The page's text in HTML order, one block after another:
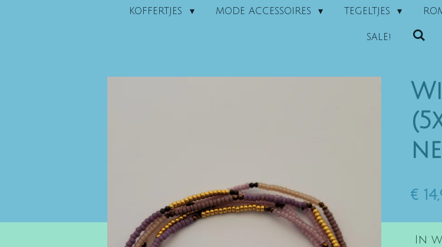
KOFFERTJES MODE ACCESSOIRES TEGELTJES
SALE!
€
In